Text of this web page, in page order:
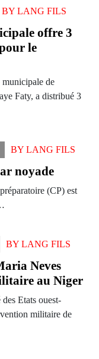
BY LANG FILS
offre 3
le
de
Faty, a distribué 3
BY LANG FILS
noyade
(CP) est
BY LANG FILS
Neves
au Niger
Etats ouest-
militaire de